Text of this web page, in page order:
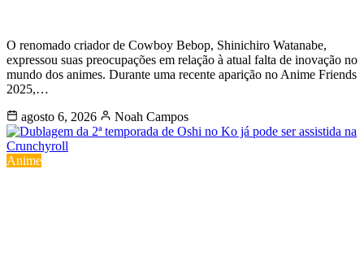
O renomado criador de Cowboy Bebop, Shinichiro Watanabe,
expressou suas preocupações em relação à atual falta de inovação no
mundo dos animes. Durante uma recente aparição no Anime Friends
2025,…
agosto 6, 2026
Noah Campos
Anime